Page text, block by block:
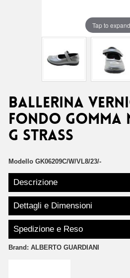
Tap to expand
BALLERINA
FONDO GOMMA
G STRASS
Modello GK06209C/W/VL8/23/-
Descrizione
Dettagli e Dimensioni
Spedizione e Reso
Brand: ALBERTO GUARDIANI